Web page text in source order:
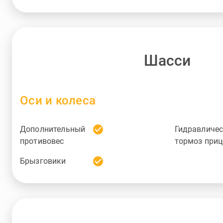
Шасси
Оси и колеса
Дополнительный
противовес
check_circle
тормоз
Брызговики check_circle